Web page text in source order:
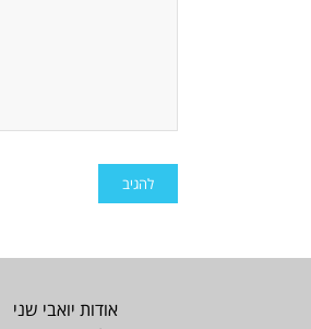
אודות יואבי שני